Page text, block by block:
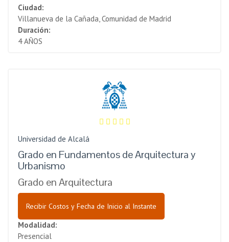
Ciudad:
Villanueva de la Cañada, Comunidad de Madrid
Duración:
4 AÑOS
Universidad de Alcalá
Grado en Fundamentos de Arquitectura y
Urbanismo
Grado en Arquitectura
Recibir Costos y Fecha de Inicio al Instante
Modalidad:
Presencial